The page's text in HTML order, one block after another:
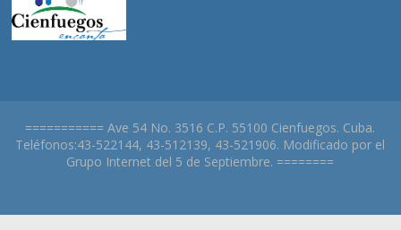
=========== Ave 54 No. 3516 C.P. 55100 Cienfuegos. Cuba.
Teléfonos:43-522144, 43-512139, 43-521906. Modificado por el
Grupo Internet del 5 de Septiembre. ========